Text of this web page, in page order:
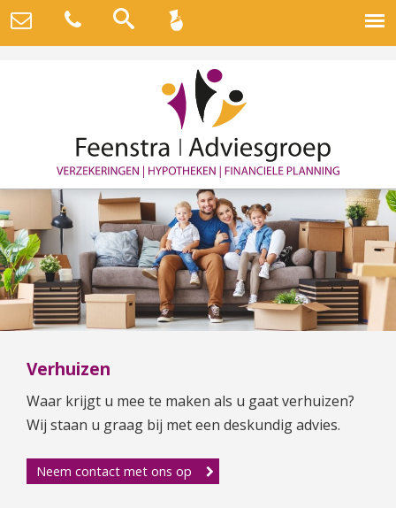
Verhuizen
Waar krijgt u mee te maken als u gaat verhuizen?
Wij staan u graag bij met een deskundig advies.
Neem contact met ons op